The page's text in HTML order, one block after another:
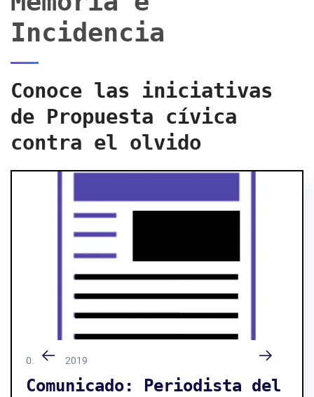
Incidencia
Conoce las iniciativas
de Propuesta cívica
contra el olvido
09 / 07 / 2019
Comunicado: Periodista del